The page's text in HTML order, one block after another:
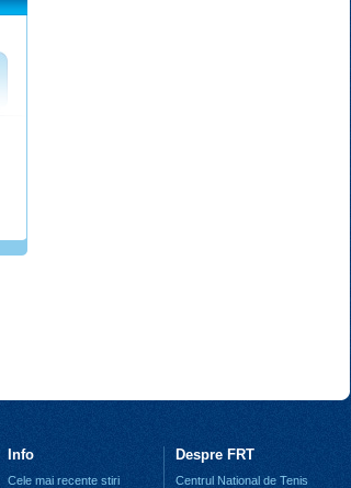
Info
Cele mai recente stiri
Despre FRT
Centrul National de Tenis